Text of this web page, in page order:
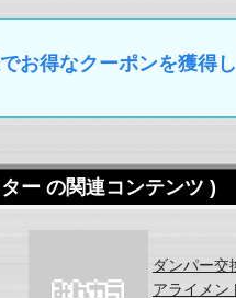
お得なクーポンを獲得
ー の関連コンテンツ )
ダンパー交
アライメン